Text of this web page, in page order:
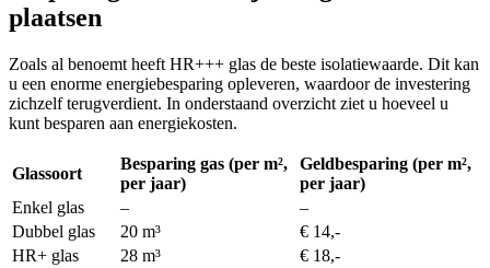
plaatsen
Zoals al benoemt heeft HR+++ glas de beste isolatiewaarde. Dit kan
u een enorme energiebesparing opleveren, waardoor de investering
zichzelf terugverdient. In onderstaand overzicht ziet u hoeveel u
kunt besparen aan energiekosten.
Glassoort
Besparing gas (per m²,
per jaar)
Geldbesparing (per m²,
per jaar)
Enkel glas
–
–
Dubbel glas
20 m³
€ 14,-
HR+ glas
28 m³
€ 18,-